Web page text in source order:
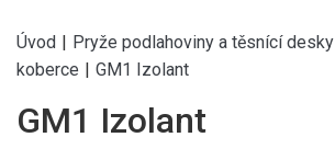
Úvod | Pryže podlahoviny a těsnící desky
koberce | GM1 Izolant
GM1 Izolant